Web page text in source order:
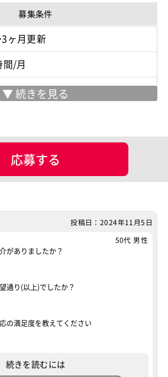
募集条件
ヶ月更新
間/月
現場情報
ミング(実装) テスト
プリ開発（ネイティブ）
Salesforce（全般）
応募する
投稿日：2024年11月5日
50代 男性
がありましたか？
通り(以上)でしたか？
の満足度を教えてください
続きを読むには